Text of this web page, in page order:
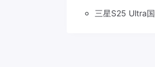
三星S25 Ultra